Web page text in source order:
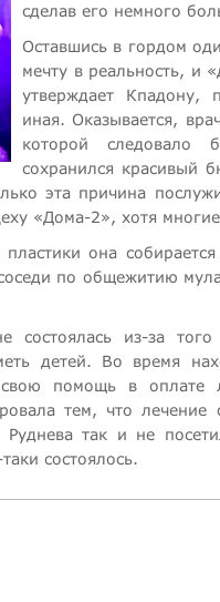
сделав его немного
Оставшись в гордом
мечту в реальность, и
утверждает Кпадону,
иная. Оказывается,
которой следовало
сохранился красивый
эта причина
«Дома-2», хотя
она
по общежитию
из-за
детей. Во время
помощь в оплате
тем, что
так и не
таки состоялось.